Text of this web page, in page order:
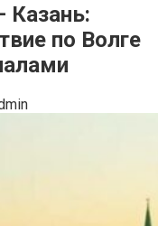
Казань:
по Волге